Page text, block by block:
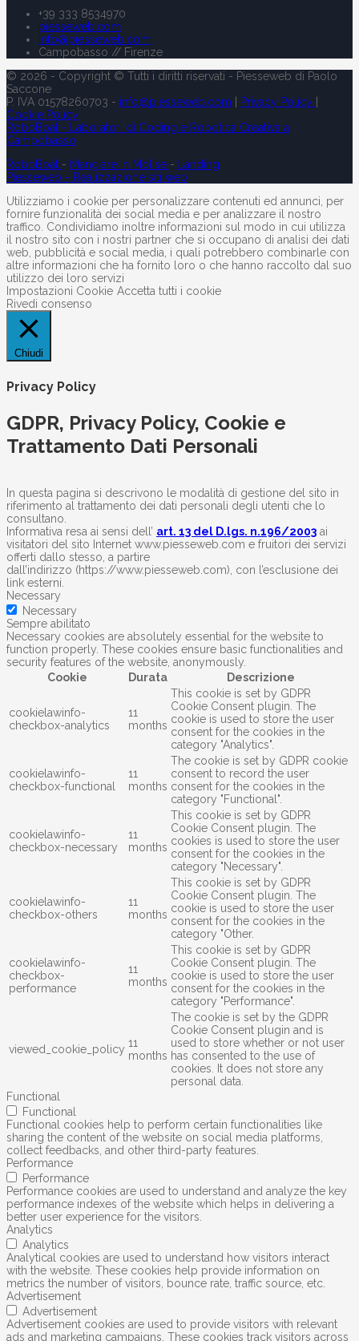
+39 333 8534970
piesseweb.com
info@piesseweb.com
Campobasso // Firenze
© 2026 - Copyright © Tutti i diritti riservati - Piesseweb di Paolo
Saccone
P. IVA 01578260703 - info@piesseweb.com Privacy Policy
Cookie Policy
RoboBoat - Laboratori di Coding e Robotica Creativa a
Campobasso
RoboBoat - Mangiare In Molise - Landing
Piesseweb - Realizzazione siti web
Utilizziamo i cookie per personalizzare contenuti ed annunci, per
fornire funzionalità dei social media e per analizzare il nostro
traffico. Condividiamo inoltre informazioni sul modo in cui utilizza
il nostro sito con i nostri partner che si occupano di analisi dei dati
web, pubblicità e social media, i quali potrebbero combinarle con
altre informazioni che ha fornito loro o che hanno raccolto dal suo
utilizzo dei loro servizi
Impostazioni Cookie Accetta tutti i cookie
Rivedi consenso
Chiudi
Privacy Policy
GDPR, Privacy Policy, Cookie e
Trattamento Dati Personali
In questa pagina si descrivono le modalità di gestione del sito in
riferimento al trattamento dei dati personali degli utenti che lo
consultano.
Informativa resa ai sensi dell’ art. 13 del D.lgs. n.196/2003 ai
visitatori del sito Internet www.piesseweb.com e fruitori dei servizi
offerti dallo stesso, a partire
dall’indirizzo (https://www.piesseweb.com), con l’esclusione dei
link esterni.
Necessary
Necessary
Sempre abilitato
Necessary cookies are absolutely essential for the website to
function properly. These cookies ensure basic functionalities and
security features of the website, anonymously.
Cookie
Durata Descrizione
cookielawinfo-
checkbox-analytics
11
months
This cookie is set by GDPR
Cookie Consent plugin. The
cookie is used to store the user
consent for the cookies in the
category "Analytics".
cookielawinfo-
checkbox-functional
11
months
The cookie is set by GDPR cookie
consent to record the user
consent for the cookies in the
category "Functional".
cookielawinfo-
checkbox-necessary
11
months
This cookie is set by GDPR
Cookie Consent plugin. The
cookies is used to store the user
consent for the cookies in the
category "Necessary".
cookielawinfo-
checkbox-others
11
months
This cookie is set by GDPR
Cookie Consent plugin. The
cookie is used to store the user
consent for the cookies in the
category "Other.
cookielawinfo-
checkbox-
performance
11
months
This cookie is set by GDPR
Cookie Consent plugin. The
cookie is used to store the user
consent for the cookies in the
category "Performance".
viewed_cookie_policy 11
months
The cookie is set by the GDPR
Cookie Consent plugin and is
used to store whether or not user
has consented to the use of
cookies. It does not store any
personal data.
Functional
Functional
Functional cookies help to perform certain functionalities like
sharing the content of the website on social media platforms,
collect feedbacks, and other third-party features.
Performance
Performance
Performance cookies are used to understand and analyze the key
performance indexes of the website which helps in delivering a
better user experience for the visitors.
Analytics
Analytics
Analytical cookies are used to understand how visitors interact
with the website. These cookies help provide information on
metrics the number of visitors, bounce rate, traffic source, etc.
Advertisement
Advertisement
Advertisement cookies are used to provide visitors with relevant
ads and marketing campaigns. These cookies track visitors across